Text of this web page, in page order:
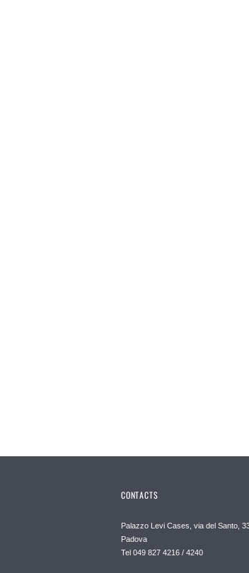
CONTACTS
Palazzo Levi Cases, via del Santo,
Padova
Tel 049 827 4216 / 4240